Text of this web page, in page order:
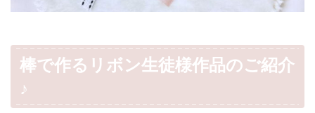
棒で作るリボン生徒様作品のご紹介
♪